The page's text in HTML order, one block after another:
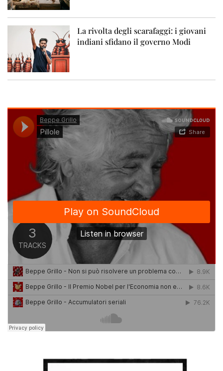
La rivolta degli scarafaggi: i giovani
indiani sfidano il governo Modi